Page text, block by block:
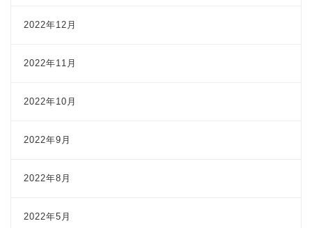
2022年12月
2022年11月
2022年10月
2022年9月
2022年8月
2022年5月